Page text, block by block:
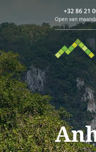
+32 86 21
Open van